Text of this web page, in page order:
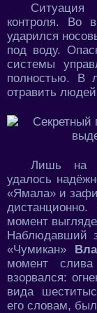
контроля. Во
ударился
под воду.
системы
полностью. В
отравить
Лишь на
удалось
«Ямала» и
момент
Наблюдавший
«Чумикан»
момент
взорвался:
вида
его словам,